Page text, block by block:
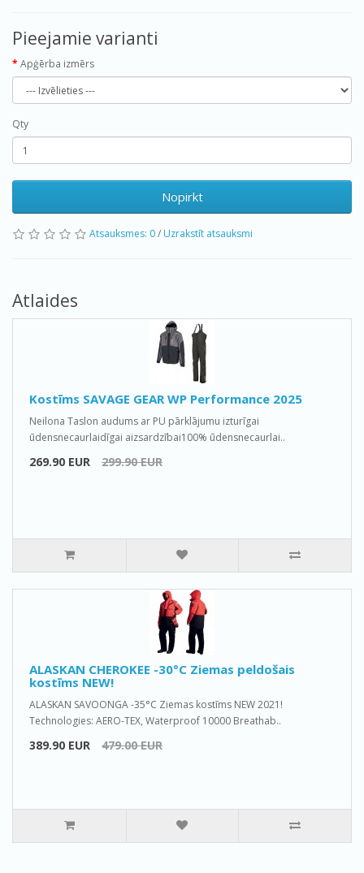
Pieejamie varianti
Apģērba izmērs
Qty
Nopirkt
Atsauksmes: 0/ Uzrakstīt atsauksmi
Atlaides
Kostīms SAVAGE GEAR WP Performance 2025
Neilona Taslon audums ar PU pārklājumu izturīgai
ūdensnecaurlaidīgai aizsardzībai100% ūdensnecaurlai..
269.90 EUR 299.90 EUR
ALASKAN CHEROKEE -30°C Ziemas peldošais
kostīms NEW!
ALASKAN SAVOONGA -35°C Ziemas kostīms NEW 2021!
Technologies: AERO-TEX, Waterproof 10000 Breathab..
389.90 EUR 479.00 EUR